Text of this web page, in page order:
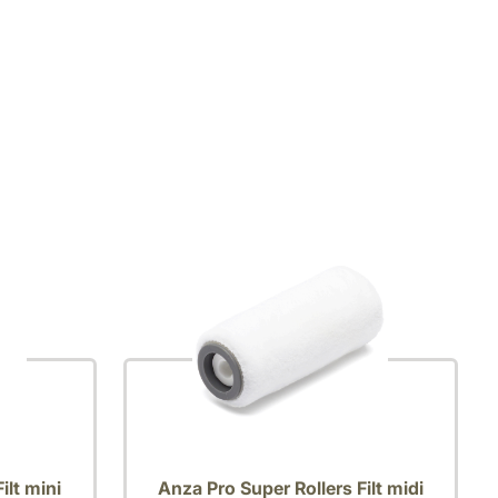
mini Anza Pro Super Rollers Filt midi